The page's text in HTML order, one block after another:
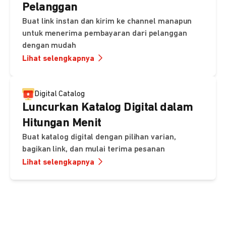
Pelanggan
Buat link instan dan kirim ke channel manapun
untuk menerima pembayaran dari pelanggan
dengan mudah
Lihat selengkapnya
Digital Catalog
Luncurkan Katalog Digital dalam
Hitungan Menit
Buat katalog digital dengan pilihan varian,
bagikan link, dan mulai terima pesanan
Lihat selengkapnya